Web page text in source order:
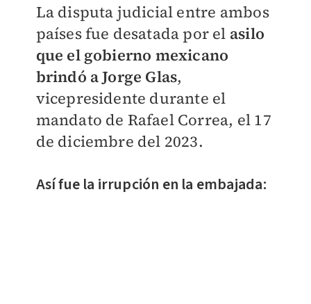
La disputa judicial entre ambos
países fue desatada por el asilo
que el gobierno mexicano
brindó a Jorge Glas,
vicepresidente durante el
mandato de Rafael Correa, el 17
de diciembre del 2023.
Así fue la irrupción en la embajada: